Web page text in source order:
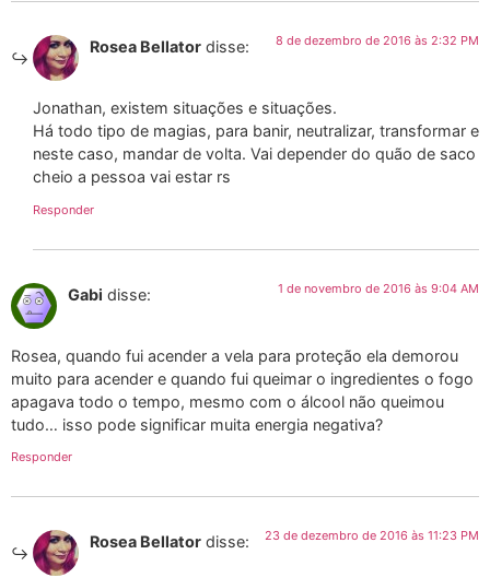
Rosea Bellator disse: 8 de dezembro de 2016 às 2:32 PM
Jonathan, existem situações e situações.
Há todo tipo de magias, para banir, neutralizar, transformar e
neste caso, mandar de volta. Vai depender do quão de saco
cheio a pessoa vai estar rs
Responder
Gabi disse: 1 de novembro de 2016 às 9:04 AM
Rosea, quando fui acender a vela para proteção ela demorou
muito para acender e quando fui queimar o ingredientes o fogo
apagava todo o tempo, mesmo com o álcool não queimou
tudo… isso pode significar muita energia negativa?
Responder
Rosea Bellator disse: 23 de dezembro de 2016 às 11:23 PM